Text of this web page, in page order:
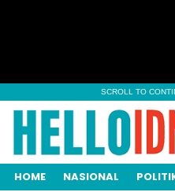
SCROLL TO
HOME NASIONAL